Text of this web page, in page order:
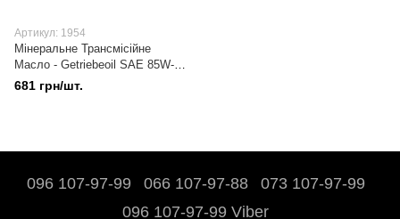
Артикул: 1954
Мінеральне Трансмісійне
Масло - Getriebeoil SAE 85W-
90 (GL4) 1л.
681 грн/шт.
096 107-97-99 066 107-97-88
073 107-97-99
096 107-97-99 Viber